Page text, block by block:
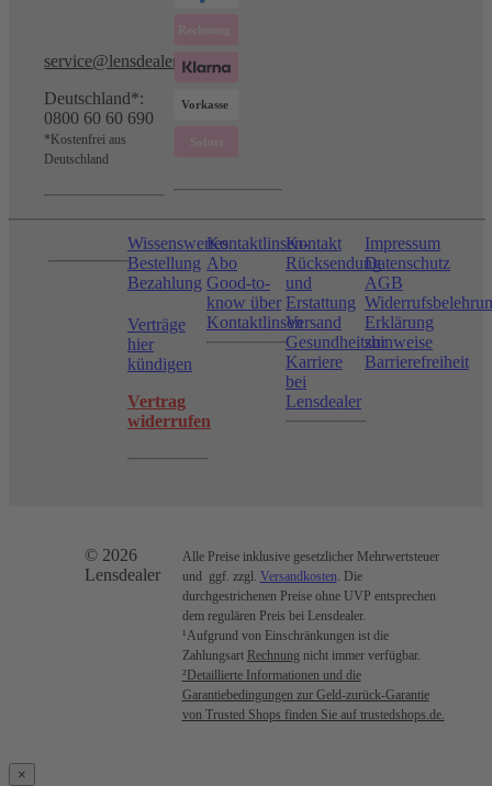
service@lensdealer.com
Deutschland*:
0800 60 60 690
*Kostenfrei aus
Deutschland
Wissenswertes
Bestellung
Bezahlung
Verträge
hier
kündigen
Vertrag
widerrufen
Kontaktlinsen-
Abo
Good-to-
know über
Kontaktlinsen
Kontakt
Rücksendung
und
Erstattung
Versand
Gesundheitshinweise
Karriere
bei
Lensdealer
Impressum
Datenschutz
AGB
Erklärung
zur
Barrierefreiheit
© 2026
Lensdealer
Alle Preise inklusive gesetzlicher Mehrwertsteuer
und ggf. zzgl. Versandkosten . Die
durchgestrichenen Preise ohne UVP entsprechen
dem regulären Preis bei Lensdealer.
¹Aufgrund von Einschränkungen ist die
Zahlungsart Rechnung nicht immer verfügbar.
²Detaillierte Informationen und die
Garantiebedingungen zur Geld-zurück-Garantie
von Trusted Shops finden Sie auf trustedshops.de.
×